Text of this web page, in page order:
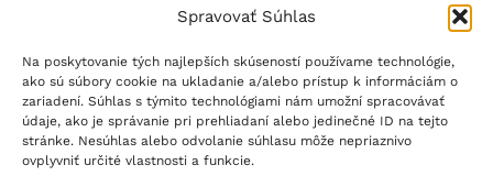
Spravovať Súhlas
Na poskytovanie tých najlepších skúseností používame technológie,
ako sú súbory cookie na ukladanie a/alebo prístup k informáciám o
zariadení. Súhlas s týmito technológiami nám umožní spracovávať
údaje, ako je správanie pri prehliadaní alebo jedinečné ID na tejto
stránke. Nesúhlas alebo odvolanie súhlasu môže nepriaznivo
ovplyvniť určité vlastnosti a funkcie.
info@mcells.sk
Rýchle odkazy
Užitočné linky